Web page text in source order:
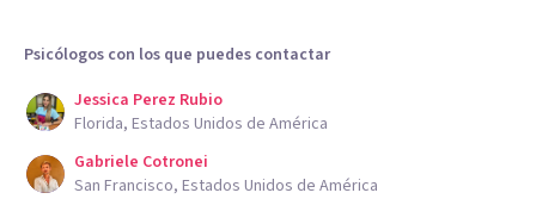
Psicólogos con los que puedes contactar
Jessica Perez Rubio
Florida, Estados Unidos de América
Gabriele Cotronei
San Francisco, Estados Unidos de América